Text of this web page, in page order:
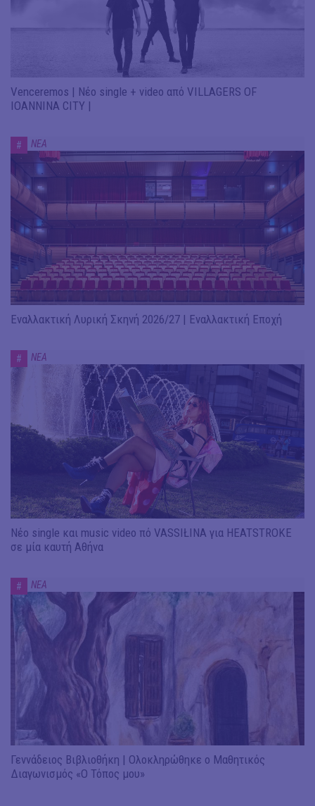
Venceremos | Νέο single + video από VILLAGERS OF
IOANNINA CITY |
# ΝΕΑ
Εναλλακτική Λυρική Σκηνή 2026/27 | Εναλλακτική Εποχή
# ΝΕΑ
Νέο single και music video πό VASSIŁINA για HEATSTROKE
σε μία καυτή Αθήνα
# ΝΕΑ
Γεννάδειος Βιβλιοθήκη | Ολοκληρώθηκε ο Μαθητικός
Διαγωνισμός «Ο Τόπος μου»